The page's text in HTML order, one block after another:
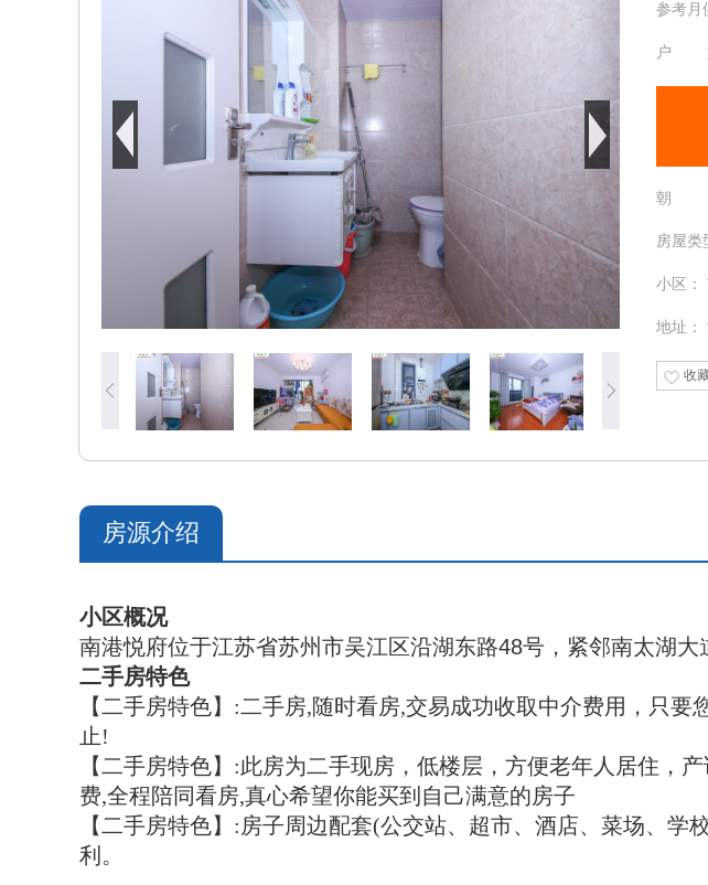
参考月
户
朝
房屋类
小区：
地址：
收
房源介绍
小区概况
南港悦府位于江苏省苏州市吴江区沿湖东路48号，紧邻南太湖大
二手房特色
【二手房特色】:二手房,随时看房,交易成功收取中介费用，只
止!
【二手房特色】:此房为二手现房 ，低楼层， 方便老年人居住，
费,全程陪同看房,真心希望你能买到自己满意的房子
【二手房特色】:房子周边配套(公交站、超市、酒店、菜场、学
利。